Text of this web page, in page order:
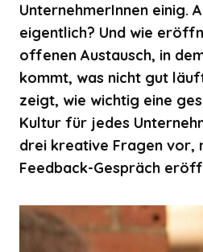
UnternehmerInnen einig.
eigentlich? Und wie
offenen Austausch, in
kommt, was nicht gut
zeigt, wie wichtig eine
Kultur für jedes
drei kreative Fragen vor,
Feedback-Gespräch